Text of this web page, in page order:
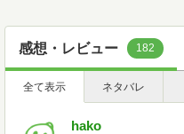
感想・レビュー 182
全て表示 ネタバレ
hako